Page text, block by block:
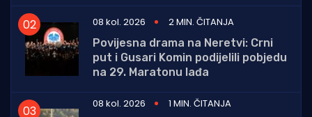
08 kol. 2026
2 MIN. ČITANJA
Povijesna drama na Neretvi: Crni
put i Gusari Komin podijelili pobjedu
na 29. Maratonu lađa
08 kol. 2026
1 MIN. ČITANJA